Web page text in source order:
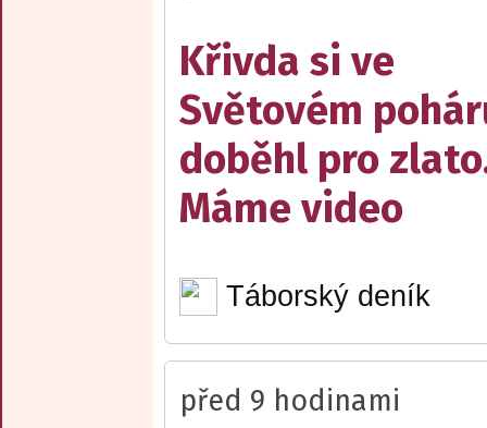
Křivda si ve
Světovém
doběhl pro
Máme video
Táborský deník
před 9 hodinami